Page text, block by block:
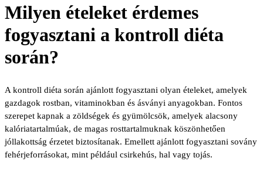
Milyen ételeket érdemes
fogyasztani a kontroll diéta
során?
A kontroll diéta során ajánlott fogyasztani olyan ételeket, amelyek
gazdagok rostban, vitaminokban és ásványi anyagokban. Fontos
szerepet kapnak a zöldségek és gyümölcsök, amelyek alacsony
kalóriatartalmúak, de magas rosttartalmuknak köszönhetően
jóllakottság érzetet biztosítanak. Emellett ajánlott fogyasztani sovány
fehérjeforrásokat, mint például csirkehús, hal vagy tojás.